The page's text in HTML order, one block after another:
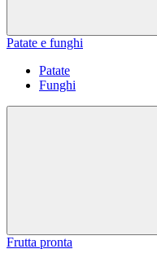
Patate e funghi
Patate
Funghi
Frutta pronta